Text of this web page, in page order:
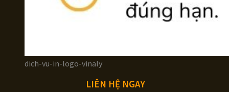
dich-vu-in-logo-vinaly
LIÊN HỆ NGAY